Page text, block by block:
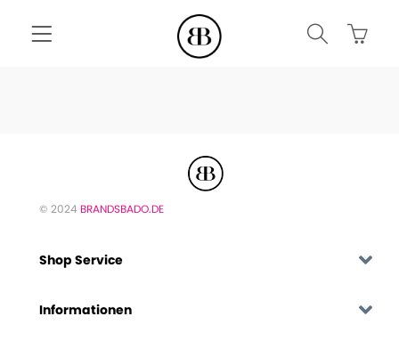
© 2024 BRANDSBADO.DE
Shop Service
Informationen